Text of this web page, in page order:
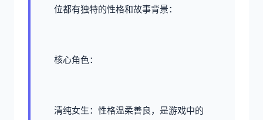
位都有独特的性格和故事背景：
核心角色：
清纯女生：性格温柔善良，是游戏中的